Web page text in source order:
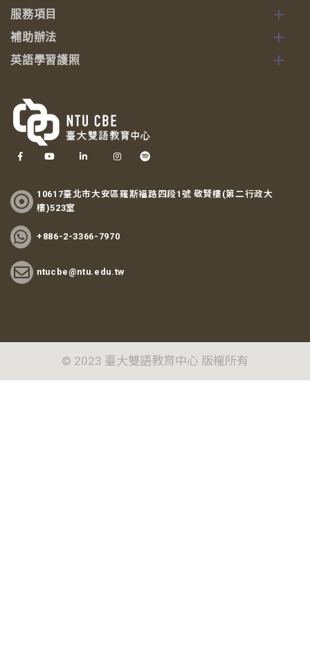
10617臺北市大安區羅斯福路四段1號 敬賢樓(第二行政大
樓)523室
+886-2-3366-7970
ntucbe@ntu.edu.tw
服務項目
補助辦法
英語學習護照
© 2023 臺大雙語教育中心 版權所有